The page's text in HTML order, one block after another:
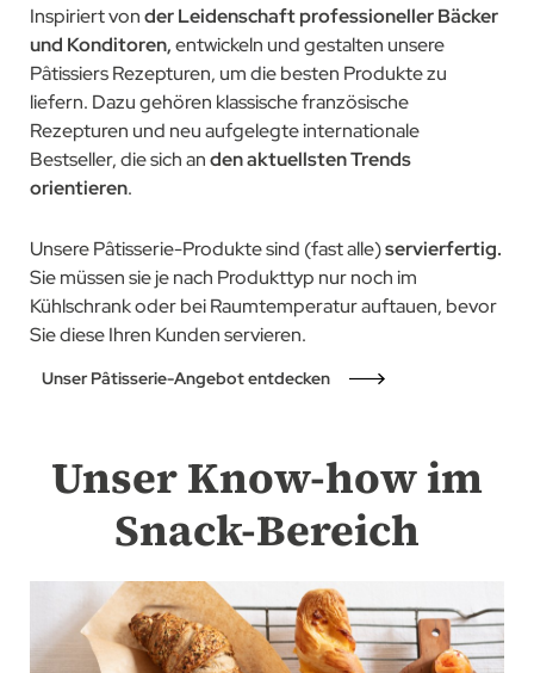
Inspiriert vonder Leidenschaft professioneller Bäcker
und Konditoren,entwickeln und gestalten unsere
Pâtissiers Rezepturen, um die besten Produkte zu
liefern. Dazu gehören klassische französische
Rezepturen und neu aufgelegte internationale
Bestseller, die sich anden aktuellsten Trends
orientieren.
Unsere Pâtisserie-Produkte sind (fast alle)servierfertig.
Sie müssen sie je nach Produkttyp nur noch im
Kühlschrank oder bei Raumtemperatur auftauen, bevor
Sie diese Ihren Kunden servieren.
Unser Pâtisserie-Angebot entdecken
Unser Know-how im
Snack-Bereich